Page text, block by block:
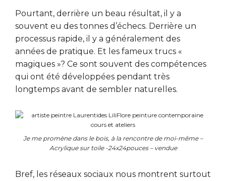
Pourtant, derrière un beau résultat, il y a
souvent eu des tonnes d’échecs. Derrière un
processus rapide, il y a généralement des
années de pratique. Et les fameux trucs «
magiques »? Ce sont souvent des compétences
qui ont été développées pendant très
longtemps avant de sembler naturelles.
Je me promène dans le bois, à la rencontre de moi-même –
Acrylique sur toile -24x24pouces – vendue
Bref, les réseaux sociaux nous montrent surtout